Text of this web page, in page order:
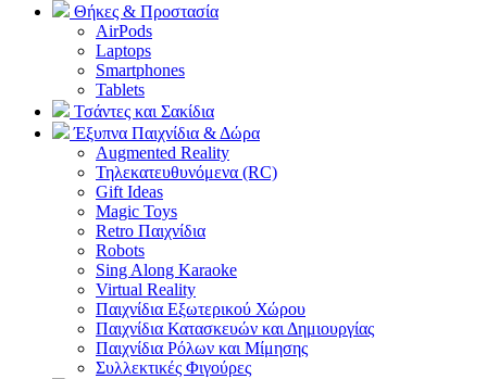
Θήκες & Προστασία
AirPods
Laptops
Smartphones
Tablets
Τσάντες και Σακίδια
Έξυπνα Παιχνίδια & Δώρα
Augmented Reality
Τηλεκατευθυνόμενα (RC)
Gift Ideas
Magic Toys
Retro Παιχνίδια
Robots
Sing Along Karaoke
Virtual Reality
Παιχνίδια Εξωτερικού Χώρου
Παιχνίδια Κατασκευών και Δημιουργίας
Παιχνίδια Ρόλων και Μίμησης
Συλλεκτικές Φιγούρες